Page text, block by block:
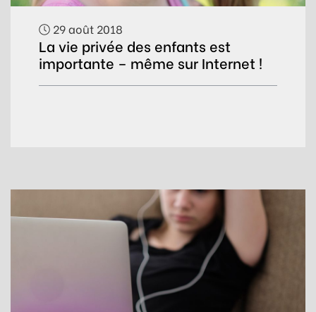
29 août 2018
La vie privée des enfants est
importante – même sur Internet !